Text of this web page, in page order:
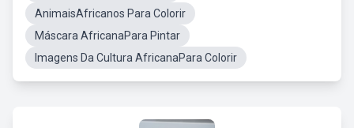
AnimaisAfricanos Para Colorir
Máscara AfricanaPara Pintar
Imagens Da Cultura AfricanaPara Colorir